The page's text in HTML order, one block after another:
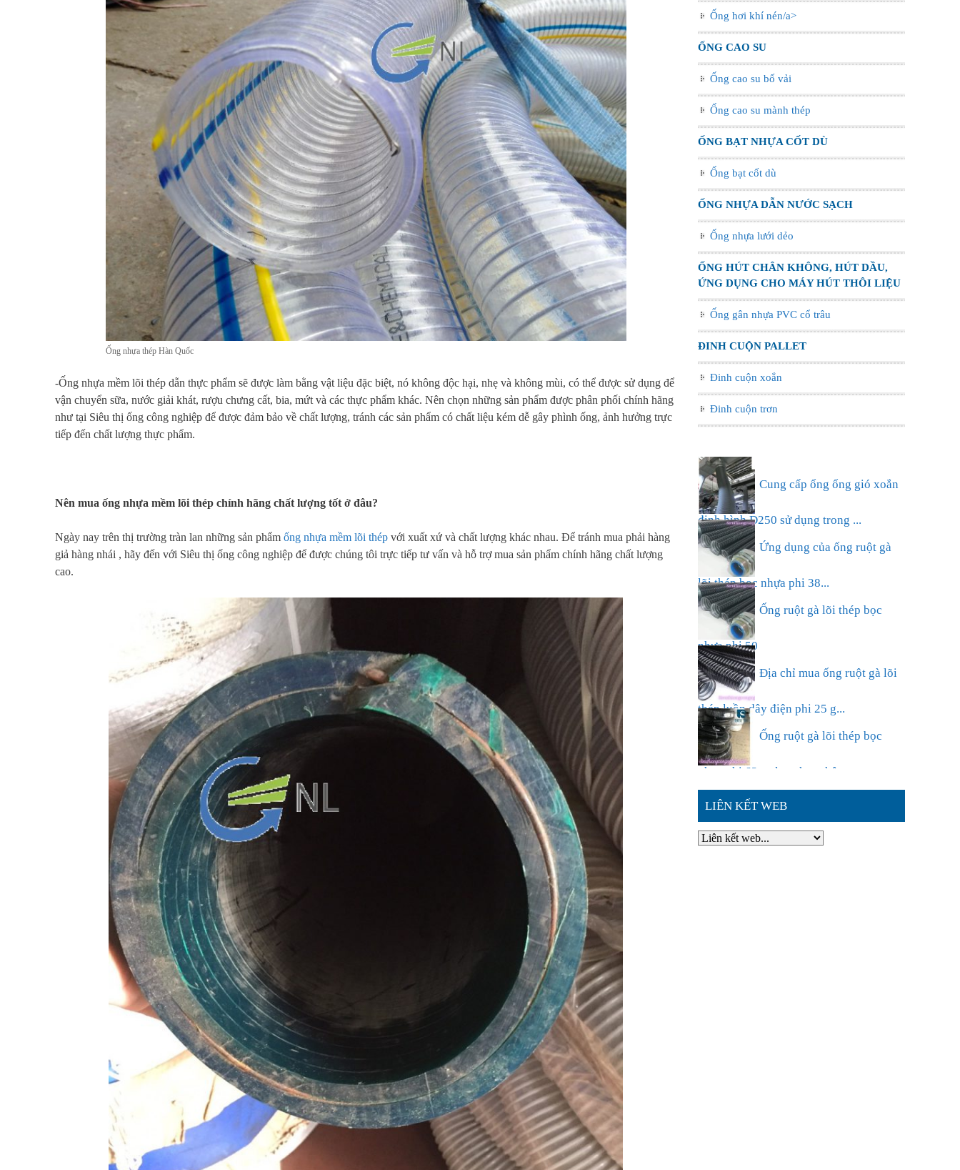
Ống nhựa thép Hàn Quốc
-Ống nhựa mềm lõi thép dẫn thực phẩm sẽ được làm bằng vật liệu đặc biệt, nó không độc hại, nhẹ và không mùi, có thể được sử dụng để
vận chuyển sữa, nước giải khát, rượu chưng cất, bia, mứt và các thực phẩm khác. Nên chọn những sản phẩm được phân phối chính hãng
như tại Siêu thị ống công nghiệp để được đảm bảo về chất lượng, tránh các sản phẩm có chất liệu kém dễ gây phình ống, ảnh hưởng trực
tiếp đến chất lượng thực phẩm.
Nên mua ống nhựa mềm lõi thép chính hãng chất lượng tốt ở đâu?
Ngày nay trên thị trường tràn lan những sản phẩm ống nhựa mềm lõi thép với xuất xứ và chất lượng khác nhau. Để tránh mua phải hàng
giả hàng nhái , hãy đến với Siêu thị ống công nghiệp để được chúng tôi trực tiếp tư vấn và hỗ trợ mua sản phẩm chính hãng chất lượng
cao.
Ống hơi khí nén/a>
ỐNG CAO SU
Ống cao su bố vải
Ống cao su mành thép
ỐNG BẠT NHỰA CỐT DÙ
Ống bạt cốt dù
ỐNG NHỰA DẪN NƯỚC SẠCH
Ống nhựa lưới dẻo
ỐNG HÚT CHÂN KHÔNG, HÚT DẦU,
ỨNG DỤNG CHO MÁY HÚT THÔI LIỆU
Ống gân nhựa PVC cổ trâu
ĐINH CUỘN PALLET
Đinh cuộn xoắn
Đinh cuộn trơn
75, thông gió làm mát nhà xưở...
Cung cấp ống ống gió xoắn
định hình D250 sử dụng trong ...
Ứng dụng của ống ruột gà
lõi thép bọc nhựa phi 38...
nhựa phi 50
Địa chỉ mua ống ruột gà lõi
thép luồn dây điện phi 25 g...
Ống ruột gà lõi thép bọc
nhựa phi 63,sự lựa chọn thông ...
Đặc điểm nổi bật của ống
LIÊN KẾT WEB